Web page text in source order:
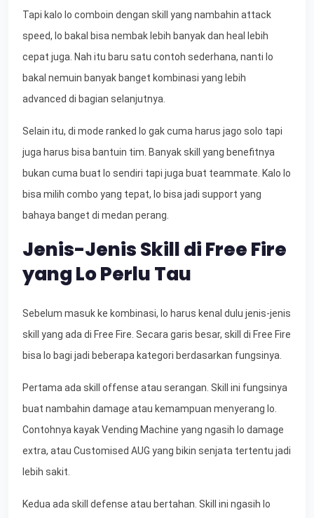
Tapi kalo lo comboin dengan skill yang nambahin attack
speed, lo bakal bisa nembak lebih banyak dan heal lebih
cepat juga. Nah itu baru satu contoh sederhana, nanti lo
bakal nemuin banyak banget kombinasi yang lebih
advanced di bagian selanjutnya.
Selain itu, di mode ranked lo gak cuma harus jago solo tapi
juga harus bisa bantuin tim. Banyak skill yang benefitnya
bukan cuma buat lo sendiri tapi juga buat teammate. Kalo lo
bisa milih combo yang tepat, lo bisa jadi support yang
bahaya banget di medan perang.
Jenis-Jenis Skill di Free Fire
yang Lo Perlu Tau
Sebelum masuk ke kombinasi, lo harus kenal dulu jenis-jenis
skill yang ada di Free Fire. Secara garis besar, skill di Free Fire
bisa lo bagi jadi beberapa kategori berdasarkan fungsinya.
Pertama ada skill offense atau serangan. Skill ini fungsinya
buat nambahin damage atau kemampuan menyerang lo.
Contohnya kayak Vending Machine yang ngasih lo damage
extra, atau Customised AUG yang bikin senjata tertentu jadi
lebih sakit.
Kedua ada skill defense atau bertahan. Skill ini ngasih lo